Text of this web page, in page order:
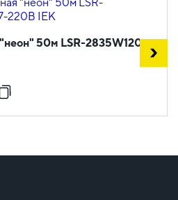
50м LSR-2835W120-